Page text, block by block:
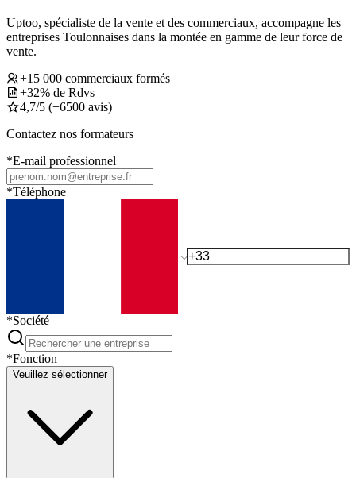
Uptoo, spécialiste de la vente et des commerciaux, accompagne les
entreprises Toulonnaises dans la montée en gamme de leur force de
vente.
+15 000 commerciaux formés
+32% de Rdvs
4,7/5 (+6500 avis)
Contactez nos formateurs
*E-mail professionnel
*Téléphone
*Société
*Fonction
Veuillez sélectionner